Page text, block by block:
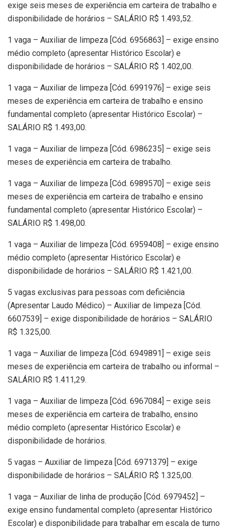
exige seis meses de experiência em carteira de trabalho e
disponibilidade de horários – SALÁRIO R$ 1.493,52.
1 vaga – Auxiliar de limpeza [Cód. 6956863] – exige ensino
médio completo (apresentar Histórico Escolar) e
disponibilidade de horários – SALÁRIO R$ 1.402,00.
1 vaga – Auxiliar de limpeza [Cód. 6991976] – exige seis
meses de experiência em carteira de trabalho e ensino
fundamental completo (apresentar Histórico Escolar) –
SALÁRIO R$ 1.493,00.
1 vaga – Auxiliar de limpeza [Cód. 6986235] – exige seis
meses de experiência em carteira de trabalho.
1 vaga – Auxiliar de limpeza [Cód. 6989570] – exige seis
meses de experiência em carteira de trabalho e ensino
fundamental completo (apresentar Histórico Escolar) –
SALÁRIO R$ 1.498,00.
1 vaga – Auxiliar de limpeza [Cód. 6959408] – exige ensino
médio completo (apresentar Histórico Escolar) e
disponibilidade de horários – SALÁRIO R$ 1.421,00.
5 vagas exclusivas para pessoas com deficiência
(Apresentar Laudo Médico) – Auxiliar de limpeza [Cód.
6607539] – exige disponibilidade de horários – SALÁRIO
R$ 1.325,00.
1 vaga – Auxiliar de limpeza [Cód. 6949891] – exige seis
meses de experiência em carteira de trabalho ou informal –
SALÁRIO R$ 1.411,29.
1 vaga – Auxiliar de limpeza [Cód. 6967084] – exige seis
meses de experiência em carteira de trabalho, ensino
médio completo (apresentar Histórico Escolar) e
disponibilidade de horários.
5 vagas – Auxiliar de limpeza [Cód. 6971379] – exige
disponibilidade de horários – SALÁRIO R$ 1.325,00.
1 vaga – Auxiliar de linha de produção [Cód. 6979452] –
exige ensino fundamental completo (apresentar Histórico
Escolar) e disponibilidade para trabalhar em escala de turno